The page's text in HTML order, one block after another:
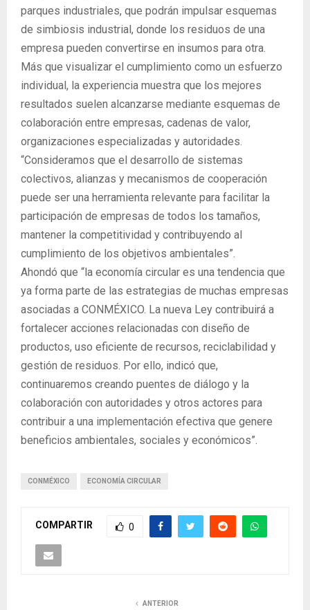
parques industriales, que podrán impulsar esquemas
de simbiosis industrial, donde los residuos de una
empresa pueden convertirse en insumos para otra.
Más que visualizar el cumplimiento como un esfuerzo
individual, la experiencia muestra que los mejores
resultados suelen alcanzarse mediante esquemas de
colaboración entre empresas, cadenas de valor,
organizaciones especializadas y autoridades.
“Consideramos que el desarrollo de sistemas
colectivos, alianzas y mecanismos de cooperación
puede ser una herramienta relevante para facilitar la
participación de empresas de todos los tamaños,
mantener la competitividad y contribuyendo al
cumplimiento de los objetivos ambientales”.
Ahondó que “la economía circular es una tendencia que
ya forma parte de las estrategias de muchas empresas
asociadas a CONMÉXICO. La nueva Ley contribuirá a
fortalecer acciones relacionadas con diseño de
productos, uso eficiente de recursos, reciclabilidad y
gestión de residuos. Por ello, indicó que,
continuaremos creando puentes de diálogo y la
colaboración con autoridades y otros actores para
contribuir a una implementación efectiva que genere
beneficios ambientales, sociales y económicos”.
CONMÉXICO ECONOMÍA CIRCULAR
COMPARTIR 0
ANTERIOR